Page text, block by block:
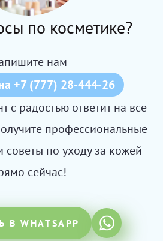
по косметике?
нам
+7 (777) 28-444-26
с радостью ответит на все
профессиональные
по уходу за кожей
сейчас!
В WHATSAPP